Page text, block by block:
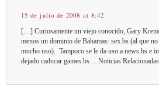
15 de julio de 2008 at 8:42
[…] Curiosamente un viejo conocido, Gary
menos un dominio de Bahamas: sex.bs (al que no
mucho uso). Tampoco se le da uso a news.bs e
dejado caducar games.bs… Noticias